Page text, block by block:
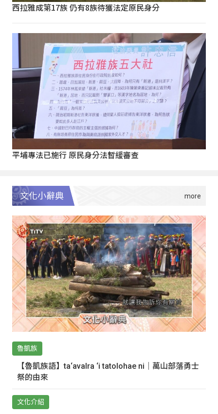
西拉雅成第17族 仍有8族待獲法定原民身分
平埔專法已施行 原民身分法暫緩審查
文化小辭典
魯凱族
【魯凱族語】ta‘avalra ‘i tatolohae ni｜萬山部落勇士
祭的由來
文化介紹